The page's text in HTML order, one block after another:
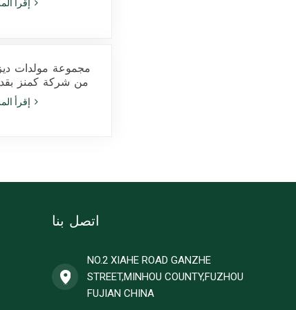
مجموعة مولدات
من شركة كمنز
425 كيلو فولت
اتصل بنا
NO.2 XIAHE ROAD GANZHE
STREET,MINHOU COUNTY,FUZHOU
FUJIAN CHINA